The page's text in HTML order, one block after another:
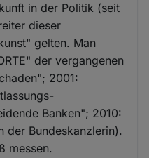
in der Politik (seit
dieser
gelten. Man
der vergangenen
2001:
Banken"; 2010:
der Bundeskanzlerin).
messen.